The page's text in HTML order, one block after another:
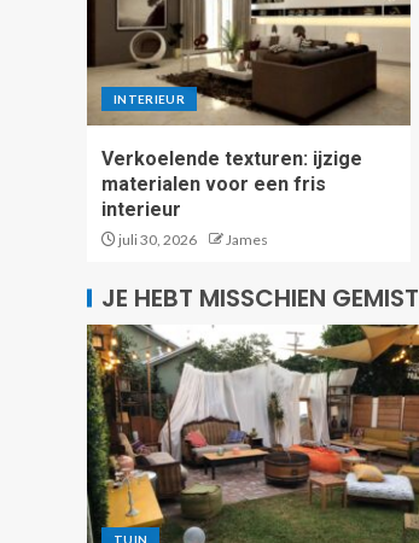
INTERIEUR
Verkoelende texturen: ijzige
materialen voor een fris
interieur
juli 30, 2026 James
JE HEBT MISSCHIEN GEMIST
TUIN